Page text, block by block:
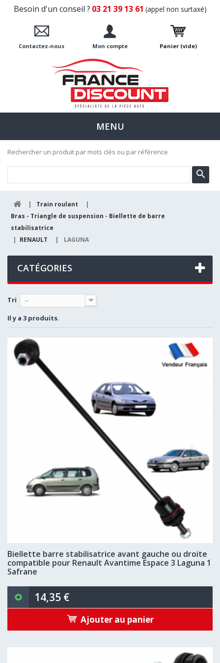
Besoin d'un conseil ? 03 21 39 13 61 (appel non surtaxé)
Contactez-nous Mon compte Panier (vide)
MENU
Rechercher un produit par mots clés ou par référence
| Train roulant
|
Bras - Triangle de suspension - Biellette de barre
stabilisatrice
| RENAULT | LAGUNA
CATÉGORIES
Tri --
Il y a 3 produits.
Biellette barre stabilisatrice avant gauche ou droite
compatible pour Renault Avantime Espace 3 Laguna 1
Safrane
14,35 €
Ajouter au panier